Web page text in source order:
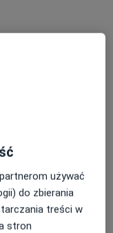
używać
do zbierania
treści w
stron